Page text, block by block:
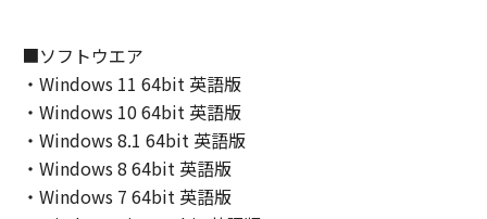
HEREUNDER.
7. DISCLAIMER OF WARRANTIES AND
LIABILITY
[NO WARRANTY] THE SOFTWARE IS
PROVIDED "AS IS" WITHOUT WARRANTY OF
ANY KIND, EITHER EXPRESSED OR IMPLIED,
■ソフトウエア
・Windows 11 64bit 英語版
・Windows 10 64bit 英語版
・Windows 8.1 64bit 英語版
・Windows 8 64bit 英語版
・Windows 7 64bit 英語版